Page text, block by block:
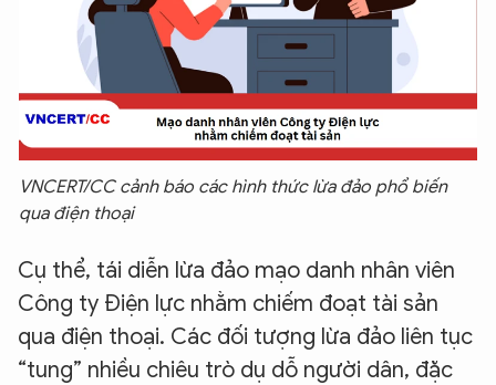
VNCERT/CC cảnh báo các hình thức lừa đảo phổ biến
qua điện thoại
Cụ thể, tái diễn lừa đảo mạo danh nhân viên
Công ty Điện lực nhằm chiếm đoạt tài sản
qua điện thoại. Các đối tượng lừa đảo liên tục
“tung” nhiều chiêu trò dụ dỗ người dân, đặc